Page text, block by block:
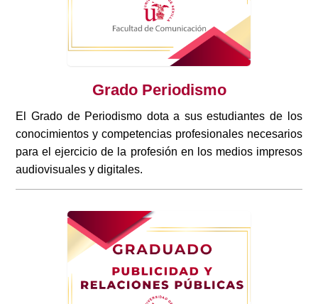
Grado Periodismo
El Grado de Periodismo dota a sus estudiantes de los
conocimientos y competencias profesionales necesarios
para el ejercicio de la profesión en los medios impresos
audiovisuales y digitales.